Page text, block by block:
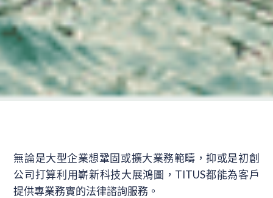
無論是大型企業想鞏固或擴大業務範疇，抑或是初創
公司打算利用嶄新科技大展鴻圖，TITUS都能為客戶
提供專業務實的法律諮詢服務。